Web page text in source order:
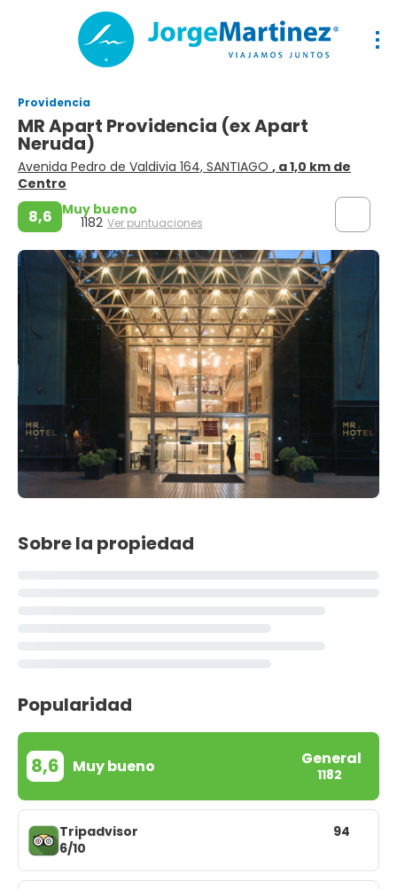
Providencia
MR Apart Providencia (ex Apart
Neruda)
Avenida Pedro de Valdivia 164, SANTIAGO , a 1,0 km de
Centro
8,6 Muy bueno
1182 Ver puntuaciones
Sobre la propiedad
Popularidad
8,6 Muy bueno General
1182
Tripadvisor
6/10
94